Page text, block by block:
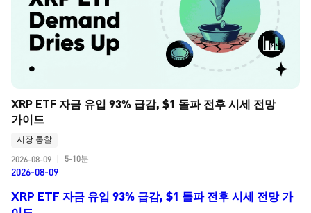
XRP ETF 자금 유입 93% 급감, $1 돌파 전후 시세 전망
가이드
시장 통찰
2026-08-09
5-10분
2026-08-09
XRP ETF 자금 유입 93% 급감, $1 돌파 전후 시세 전망 가